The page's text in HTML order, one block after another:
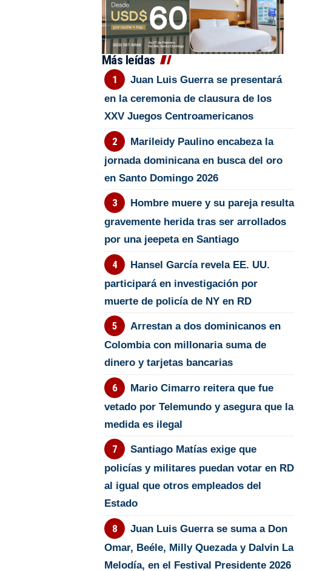
Más leídas
Juan Luis Guerra se presentará
en la ceremonia de clausura de los
XXV Juegos Centroamericanos
Marileidy Paulino encabeza la
jornada dominicana en busca del oro
en Santo Domingo 2026
Hombre muere y su pareja resulta
gravemente herida tras ser arrollados
por una jeepeta en Santiago
Hansel García revela EE. UU.
participará en investigación por
muerte de policía de NY en RD
Arrestan a dos dominicanos en
Colombia con millonaria suma de
dinero y tarjetas bancarias
Mario Cimarro reitera que fue
vetado por Telemundo y asegura que la
medida es ilegal
Santiago Matías exige que
policías y militares puedan votar en RD
al igual que otros empleados del
Estado
Juan Luis Guerra se suma a Don
Omar, Beéle, Milly Quezada y Dalvin La
Melodía, en el Festival Presidente 2026